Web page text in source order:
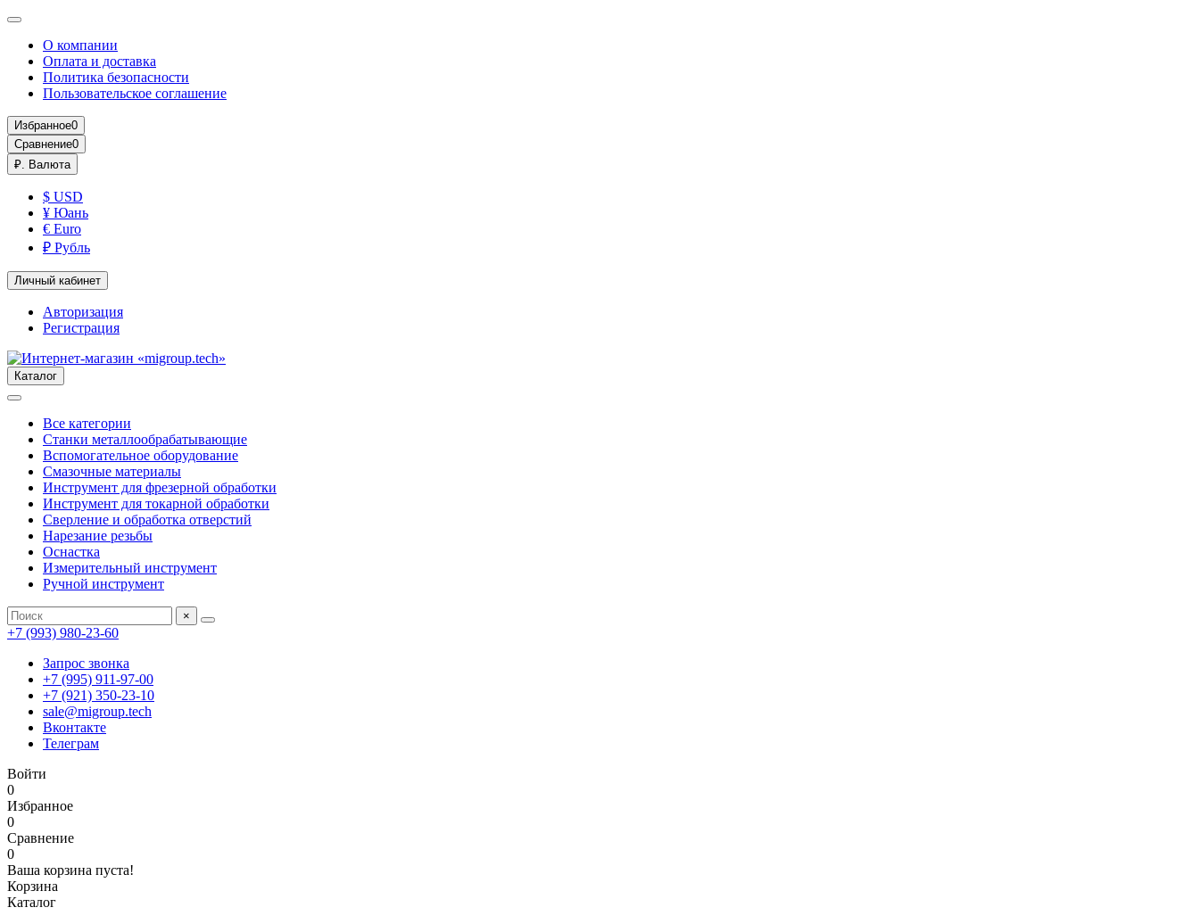
О компании
Оплата и доставка
Политика безопасности
Пользовательское соглашение
Избранное0
Сравнение0
₽. Валюта
$ USD
¥ Юань
€ Euro
₽ Рубль
Личный кабинет
Авторизация
Регистрация
Каталог
Все категории
Станки металлообрабатывающие
Вспомогательное оборудование
Смазочные материалы
Инструмент для фрезерной обработки
Инструмент для токарной обработки
Сверление и обработка отверстий
Нарезание резьбы
Оснастка
Измерительный инструмент
Ручной инструмент
×
+7 (993) 980-23-60
Запрос звонка
+7 (995) 911-97-00
+7 (921) 350-23-10
sale@migroup.tech
Вконтакте
Телеграм
Войти
0
Избранное
0
Сравнение
0
Ваша корзина пуста!
Корзина
Каталог